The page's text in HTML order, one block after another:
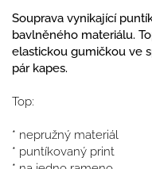
Souprava vynikající
bavlněného materiálu.
elastickou gumičkou ve
pár kapes.
Top:
* nepružný materiál
* puntíkovaný print